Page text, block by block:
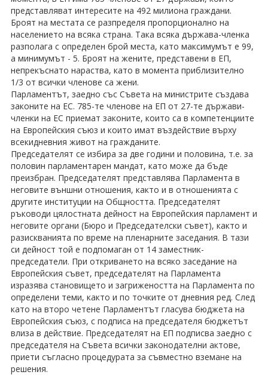
представляват интересите на 492 милиона граждани.
Броят на местата се разпределя пропорционално на
населението на всяка страна. Така всяка държава-членка
разполага с определен брой места, като максимумът е 99,
а минимумът - 5. Броят на жените, представени в ЕП,
непрекъснато нараства, като в момента приблизително
1/3 от всички членове са жени.
Парламентът, заедно със Съвета на министрите създава
законите на ЕС. 785-те членове на ЕП от 27-те държави-
членки на ЕС приемат законите, които са в компетенциите
на Европейския съюз и които имат въздействие върху
всекидневния живот на гражданите.
Председателят се избира за две години и половина, т.е. за
половин парламентарен мандат, като може да бъде
преизбран. Председателят представлява Парламента в
неговите външни отношения, както и в отношенията с
другите институции на Общността. Председателят
ръководи цялостната дейност на Европейския парламент и
неговите органи (Бюро и Председателски съвет), както и
разискванията по време на пленарните заседания. В тази
си дейност той е подпомаган от 14 заместник-
председатели. При откриването на всяко заседание на
Европейския съвет, председателят на Парламента
изразява становището и загрижеността на Парламента по
определени теми, както и по точките от дневния ред. След
като на второ четене Парламентът гласува бюджета на
Европейския съюз, с подписа на председателя бюджетът
влиза в действие. Председателят на ЕП подписва заедно с
председателя на Съвета всички законодателни актове,
приети съгласно процедурата за съвместно вземане на
решения.